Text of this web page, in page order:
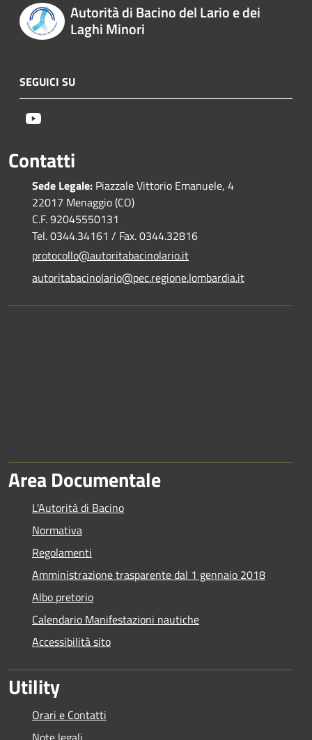
Autorità di Bacino del Lario e dei
Laghi Minori
SEGUICI SU
Contatti
Sede Legale: Piazzale Vittorio Emanuele, 4
22017 Menaggio (CO)
C.F. 92045550131
Tel. 0344.34161 / Fax. 0344.32816
protocollo@autoritabacinolario.it
autoritabacinolario@pec.regione.lombardia.it
Area Documentale
L'Autorità di Bacino
Normativa
Regolamenti
Amministrazione trasparente dal 1 gennaio 2018
Albo pretorio
Calendario Manifestazioni nautiche
Accessibilità sito
Utility
Orari e Contatti